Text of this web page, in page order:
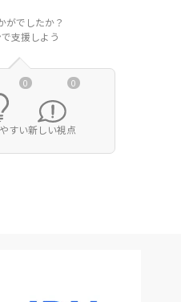
がでしたか？
支援しよう
0
すい
0
新しい視点